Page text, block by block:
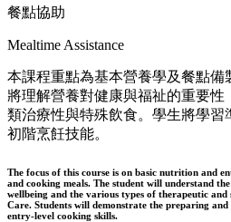
餐點協助
Mealtime Assistance
本課程重點為基本營養學及餐點備
將理解營養對健康與福祉的重要
類治療性與特殊飲食。學生將學習
初階烹飪技能。
The focus of this course is on basic nutrition and
and cooking meals. The student will understand
wellbeing and the various types of therapeutic
Care. Students will demonstrate the preparing and
entry-level cooking skills.